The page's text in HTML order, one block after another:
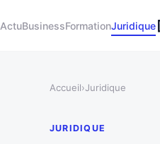
ActuBusinessFormationJuridique
Accueil›Juridique
JURIDIQUE